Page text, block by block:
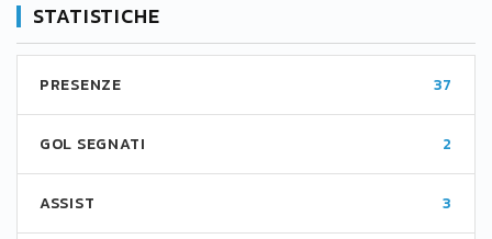
STATISTICHE
PRESENZE 37
GOL SEGNATI 2
ASSIST 3